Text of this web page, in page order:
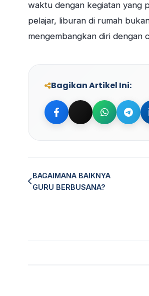
waktu dengan kegiatan yang
pelajar, liburan di rumah
mengembangkan diri dengan
Bagikan Artikel Ini:
Bagikan ke Facebook
Bagikan ke
Bagikan
BAGAIMANA BAIKNYA
GURU BERBUSANA?